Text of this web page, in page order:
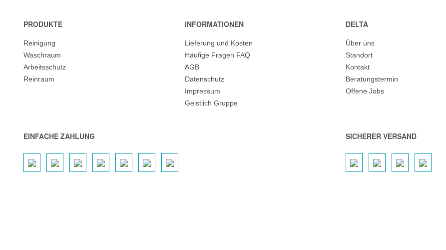
PRODUKTE
Reinigung
Waschraum
Arbeitsschutz
Reinraum
INFORMATIONEN
Lieferung und Kosten
Häufige Fragen FAQ
AGB
Datenschutz
Impressum
Geistlich Gruppe
DELTA
Über uns
Standort
Kontakt
Beratungstermin
Offene Jobs
EINFACHE ZAHLUNG SICHERER VERSAND